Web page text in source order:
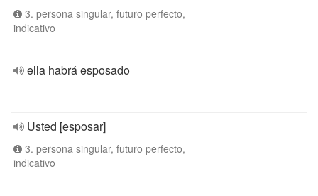
3. persona singular, futuro perfecto,
indicativo
ella habrá esposado
Usted [esposar]
3. persona singular, futuro perfecto,
indicativo